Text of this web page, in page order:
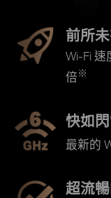
前所
Wi-Fi 速
倍※
快如
最新的
超流